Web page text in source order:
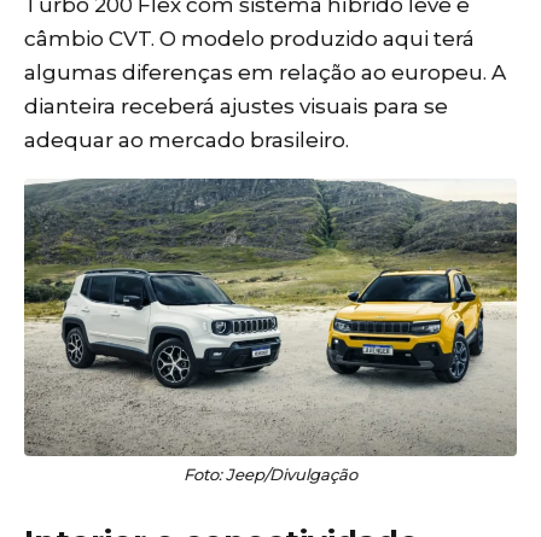
câmbio CVT. O modelo produzido aqui terá
algumas diferenças em relação ao europeu. A
dianteira receberá ajustes visuais para se
adequar ao mercado brasileiro.
Foto: Jeep/Divulgação